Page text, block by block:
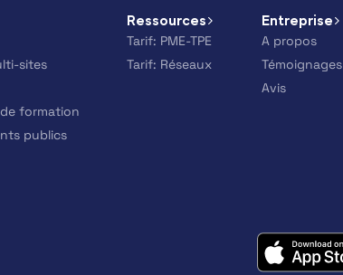
sites
formation
publics
Ressources
Tarif: PME-TPE
Tarif: Réseaux
Entreprise
A propos
Témoignages
Avis